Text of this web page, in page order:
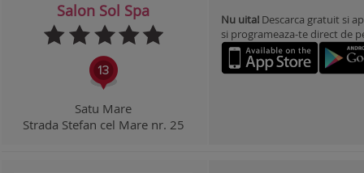
Salon Sol Spa
Satu Mare
Strada Stefan cel Mare nr. 25
Nu uita! Descarca gratuit si
si programeaza-te direct de